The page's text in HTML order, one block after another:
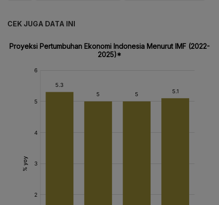
CEK JUGA DATA INI